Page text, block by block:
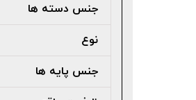
جنس دسته ها
نوع
جنس پایه ها